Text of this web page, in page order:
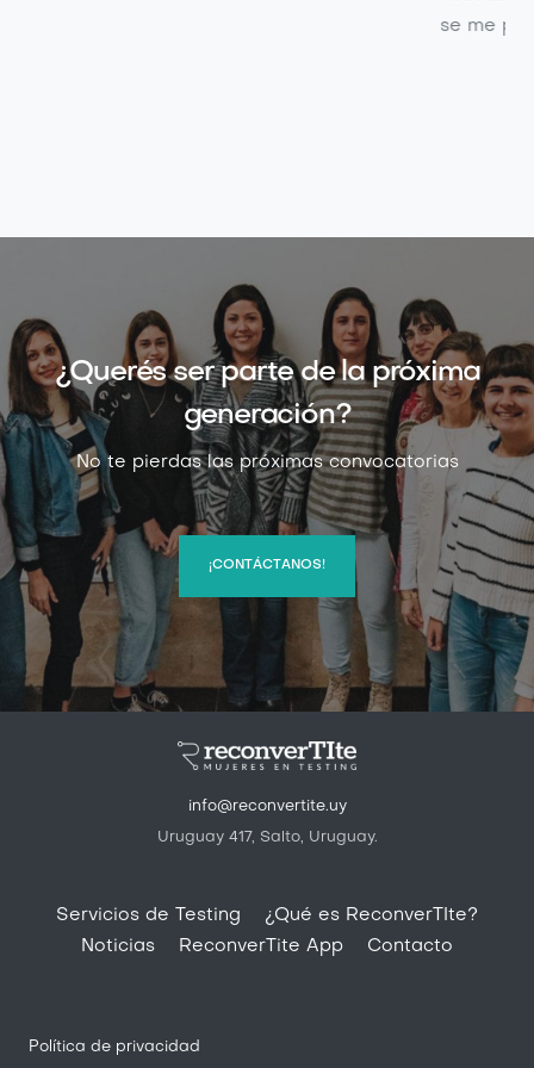
se me presenten mañana, cualesquiera que sean.
¿Querés ser parte de la próxima
generación?
No te pierdas las próximas convocatorias
¡CONTÁCTANOS!
info@reconvertite.uy
Uruguay 417, Salto, Uruguay.
Pie de página
Servicios de Testing
¿Qué es ReconverTIte?
Noticias
ReconverTite App Contacto
Política de privacidad